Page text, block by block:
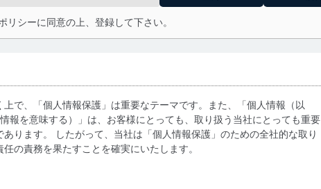
リシーに同意の上、登録して下さい。
で、「個人情報保護」は重要なテーマです。また、「個人情報（以
報を意味する）」は、お客様にとっても、取り扱う当社にとっても重要
ります。 したがって、当社は「個人情報保護」のための全社的な取り
の責務を果たすことを確実にいたします。